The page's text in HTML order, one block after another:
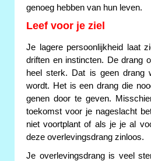
genoeg hebben van hun leven.
Leef voor je ziel
Je lagere persoonlijkheid laat
driften en instincten. De drang
heel sterk. Dat is geen drang
wordt. Het is een drang die
genen door te geven.
toekomst voor je nageslacht
niet voortplant of als je je al
deze overlevingsdrang zinloos.
Je overlevingsdrang is veel